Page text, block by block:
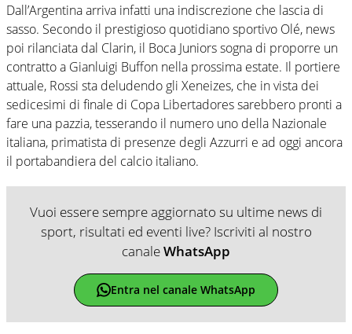
Dall’Argentina arriva infatti una indiscrezione che lascia di
sasso. Secondo il prestigioso quotidiano sportivo Olé, news
poi rilanciata dal Clarin, il Boca Juniors sogna di proporre un
contratto a Gianluigi Buffon nella prossima estate. Il portiere
attuale, Rossi sta deludendo gli Xeneizes, che in vista dei
sedicesimi di finale di Copa Libertadores sarebbero pronti a
fare una pazzia, tesserando il numero uno della Nazionale
italiana, primatista di presenze degli Azzurri e ad oggi ancora
il portabandiera del calcio italiano.
Vuoi essere sempre aggiornato su ultime news di
sport, risultati ed eventi live? Iscriviti al nostro
canaleWhatsApp
Entra nel canale WhatsApp